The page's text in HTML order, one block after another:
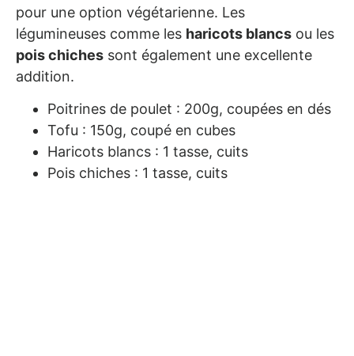
pour une option végétarienne. Les
légumineuses comme les haricots blancs ou les
pois chiches sont également une excellente
addition.
Poitrines de poulet : 200g, coupées en dés
Tofu : 150g, coupé en cubes
Haricots blancs : 1 tasse, cuits
Pois chiches : 1 tasse, cuits